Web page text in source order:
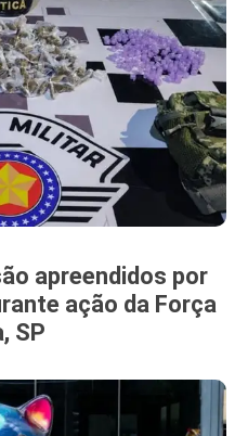
apreendidos por
ação da Força
SP